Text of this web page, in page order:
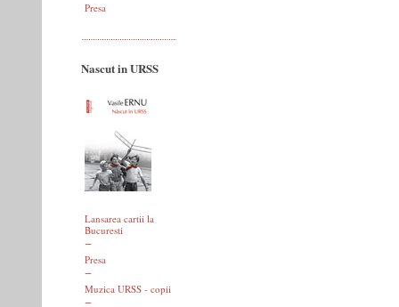
Presa
Nascut in URSS
Lansarea cartii la
Bucuresti
Presa
Muzica URSS - copii